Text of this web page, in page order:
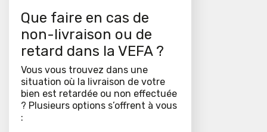
Que faire en cas de
non-livraison ou de
retard dans la VEFA ?
Vous vous trouvez dans une
situation où la livraison de votre
bien est retardée ou non effectuée
? Plusieurs options s’offrent à vous
: